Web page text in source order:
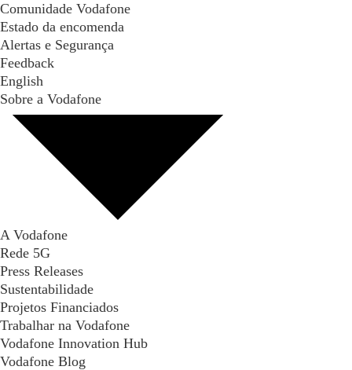
Comunidade Vodafone
Estado da encomenda
Alertas e Segurança
Feedback
English
Sobre a Vodafone
A Vodafone
Rede 5G
Press Releases
Sustentabilidade
Projetos Financiados
Trabalhar na Vodafone
Vodafone Innovation Hub
Vodafone Blog